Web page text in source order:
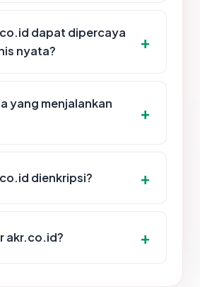
dapat dipercaya
nyata?
yang menjalankan
dienkripsi?
akr.co.id?